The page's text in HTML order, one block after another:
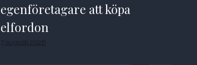
egenföretagare att köpa
elfordon
7 augusti 2026